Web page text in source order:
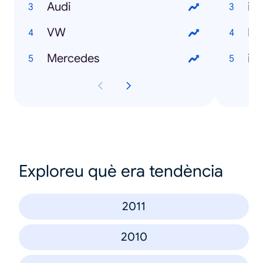
Audi
VW
Mercedes
Exploreu què era tendència
2011
2010